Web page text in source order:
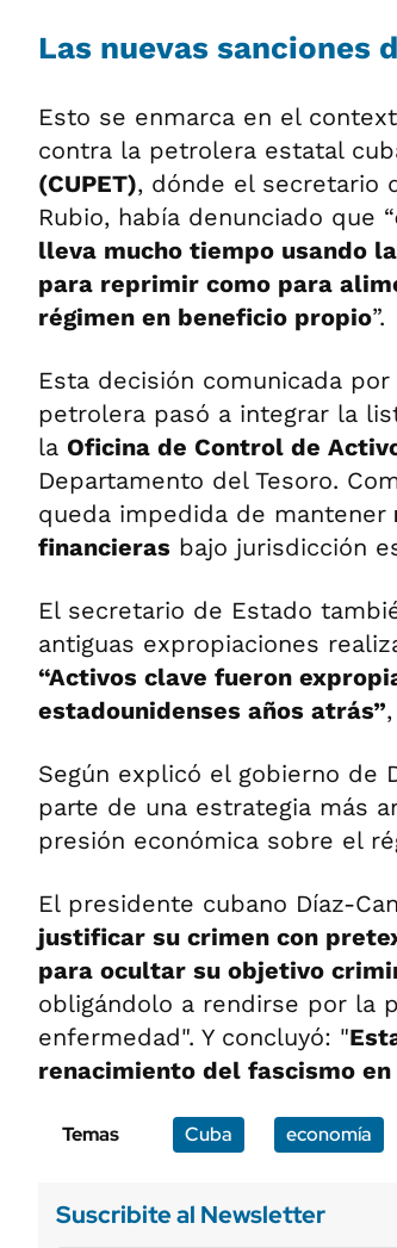
Las nuevas sanciones
Esto se enmarca en el
contra la petrolera estatal
(CUPET), dónde el secretario
Rubio, había denunciado que “
lleva mucho tiempo usando
para reprimir como para
régimen en beneficio propio”.
Esta decisión comunicada por
petrolera pasó a integrar la
la Oficina de Control de
Departamento del Tesoro.
queda impedida de mantener
financieras bajo jurisdicción
El secretario de Estado
antiguas expropiaciones
“Activos clave fueron
estadounidenses años atrás”
Según explicó el gobierno de
parte de una estrategia más
presión económica sobre el
El presidente cubano Díaz-
justificar su crimen con
para ocultar su objetivo
obligándolo a rendirse por la
enfermedad". Y concluyó: "
renacimiento del fascismo
Temas Cuba economía
Suscribite al Newsletter